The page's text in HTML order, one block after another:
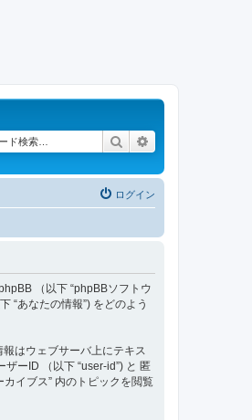
検索
ログイン
（以下 “phpBBソフトウ
“あなたの情報”) をどのよう
はウェブサーバ上にテキス
ーID （以下 “user-id”) と 匿
イブス” 内のトピックを閲覧